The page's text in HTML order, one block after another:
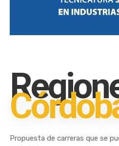
Propuesta de carreras que se